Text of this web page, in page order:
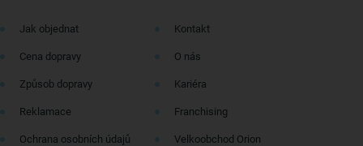
Jak objednat
Cena dopravy
Způsob dopravy
Reklamace
Ochrana osobních údajů
Kontakt
O nás
Kariéra
Franchising
Velkoobchod Orion